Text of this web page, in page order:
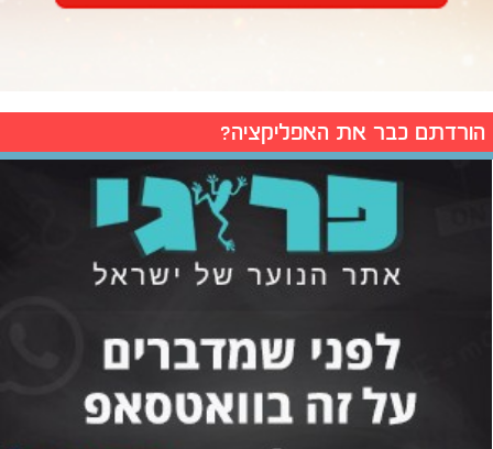
הורדתם כבר את האפליקציה?